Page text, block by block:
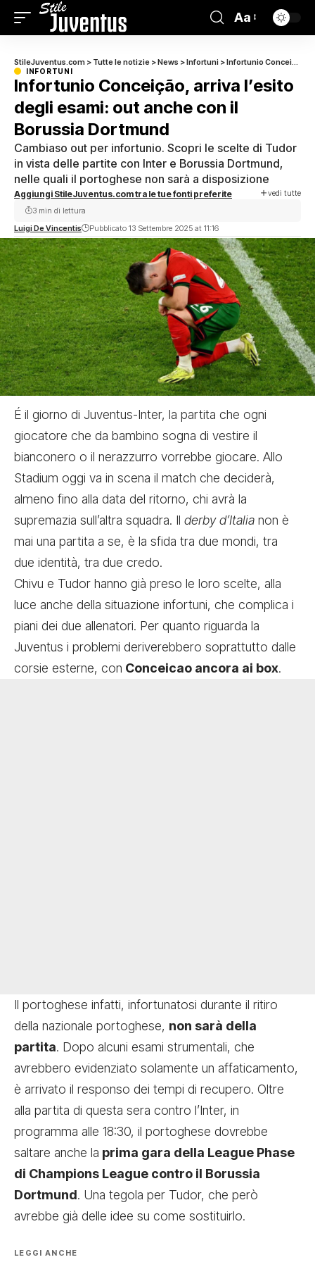
Aa
StileJuventus.com > Tutte le notizie >News >Infortuni >Infortunio Conceição, arriva l’esito degli esami: out anche con il Borussia Dortmund
INFORTUNI
Infortunio Conceição, arriva l’esito
degli esami: out anche con il
Borussia Dortmund
Cambiaso out per infortunio. Scopri le scelte di Tudor
in vista delle partite con Inter e Borussia Dortmund,
nelle quali il portoghese non sarà a disposizione
Aggiungi StileJuventus.com tra le tue fonti preferite vedi tutte
Luigi De Vincentis Pubblicato 13 Settembre 2025 at 11:16
3 min di lettura
É il giorno di Juventus-Inter, la partita che ogni
giocatore che da bambino sogna di vestire il
bianconero o il nerazzurro vorrebbe giocare. Allo
Stadium oggi va in scena il match che deciderà,
almeno fino alla data del ritorno, chi avrà la
supremazia sull’altra squadra. Il derby d’Italia non è
mai una partita a se, è la sfida tra due mondi, tra
due identità, tra due credo.
Chivu e Tudor hanno già preso le loro scelte, alla
luce anche della situazione infortuni, che complica i
piani dei due allenatori. Per quanto riguarda la
Juventus i problemi deriverebbero soprattutto dalle
corsie esterne, con Conceicao ancora ai box.
Il portoghese infatti, infortunatosi durante il ritiro
della nazionale portoghese, non sarà della
partita. Dopo alcuni esami strumentali, che
avrebbero evidenziato solamente un affaticamento,
è arrivato il responso dei tempi di recupero. Oltre
alla partita di questa sera contro l’Inter, in
programma alle 18:30, il portoghese dovrebbe
saltare anche la prima gara della League Phase
di Champions League contro il Borussia
Dortmund. Una tegola per Tudor, che però
avrebbe già delle idee su come sostituirlo.
LEGGI ANCHE